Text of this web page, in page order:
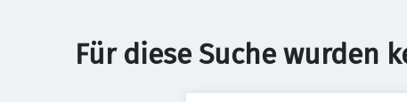
Für diese Suche wurden